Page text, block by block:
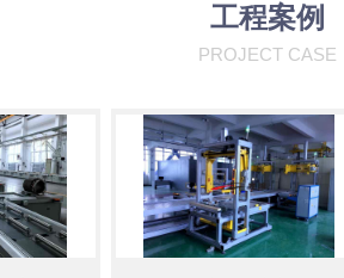
工程案例
PROJECT CASE